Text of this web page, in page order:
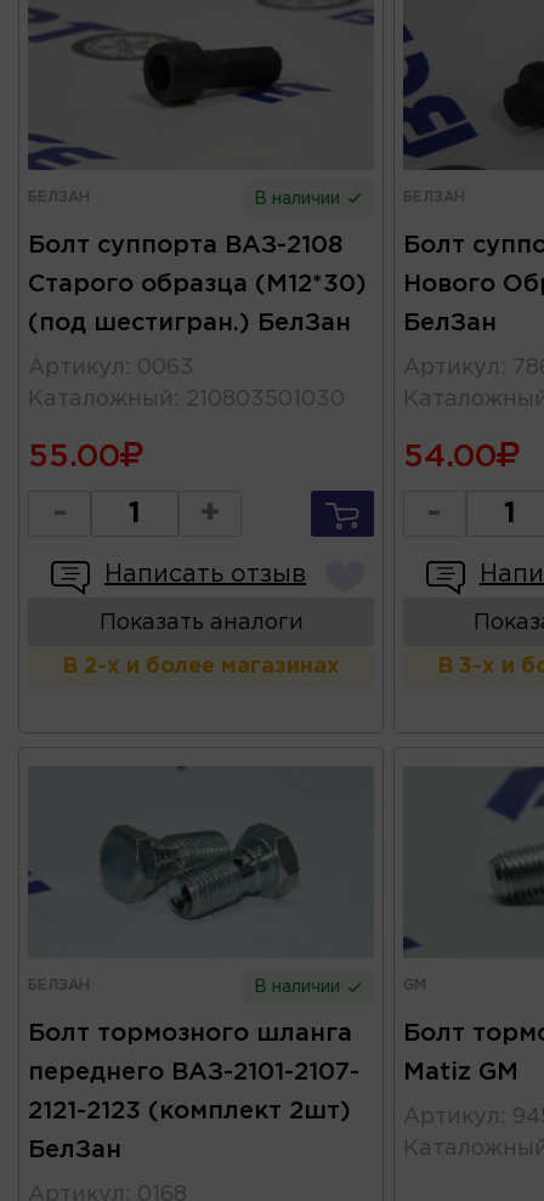
БЕЛЗАН В наличии
Болт суппорта ВАЗ-2108
Старого образца (М12*30)
(под шестигран.) БелЗан
Артикул : 0063
Каталожный : 210803501030
55.00
- +
Написать отзыв
Показать аналоги
В 2-х и более магазинах
БЕЛЗАН
Болт
Нового
БелЗан
Артикул :
54.00
-
В 3-х и
БЕЛЗАН В наличии
Болт тормозного шланга
переднего ВАЗ-2101-2107-
2121-2123 (комплект 2шт)
БелЗан
Артикул : 0168
GM
Болт
Matiz GM
Артикул :